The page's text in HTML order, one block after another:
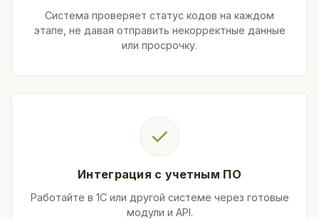
Система проверяет статус кодов на каждом
этапе, не давая отправить некорректные данные
или просрочку.
✓
Интеграция с учетным ПО
Работайте в 1С или другой системе через готовые
модули и API.